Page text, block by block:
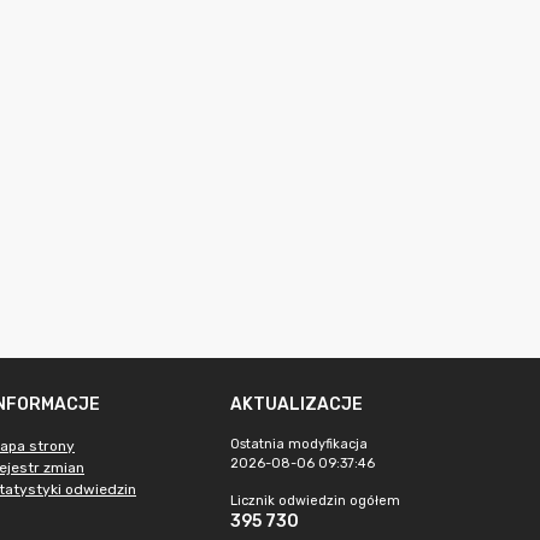
strony
zmian
odwiedzin
AKTUALIZACJE
Ostatnia modyfikacja
2026-08-06 09:37:46
Licznik odwiedzin ogółem
395 730